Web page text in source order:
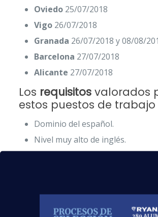
Oviedo25/07/2018
Vigo26/07/2018
Granada 26/07/2018 y 08/08/
Barcelona 27/07/2018
Alicante 27/07/2018
Los requisitosvalorados
estos puestos de trabajo
Dominio del español.
Nivel muy alto de inglés.
Nacionalidad de un país
penales.
Acreditar cualificación mínima.